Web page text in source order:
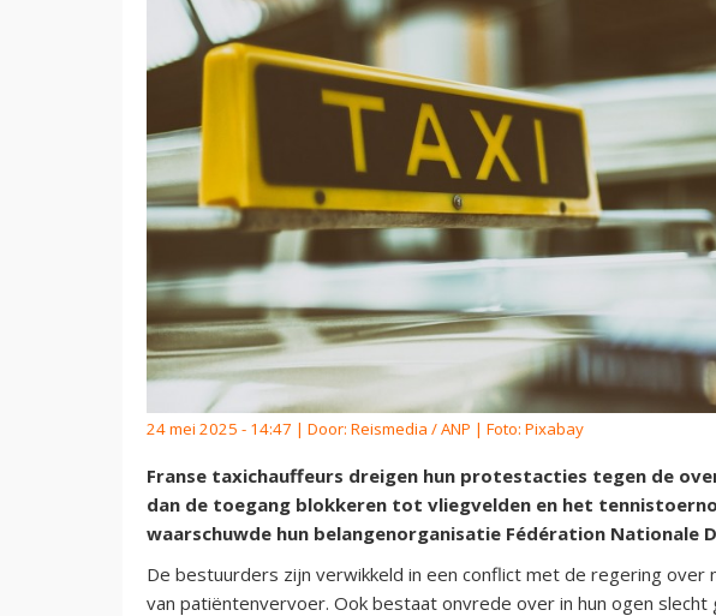
24 mei 2025 - 14:47 | Door: Reismedia / ANP | Foto: Pixabay
Franse taxichauffeurs dreigen hun protestacties tegen de
dan de toegang blokkeren tot vliegvelden en het
waarschuwde hun belangenorganisatie Fédération Nationale
De bestuurders zijn verwikkeld in een conflict met de regering
van patiëntenvervoer. Ook bestaat onvrede over in hun ogen